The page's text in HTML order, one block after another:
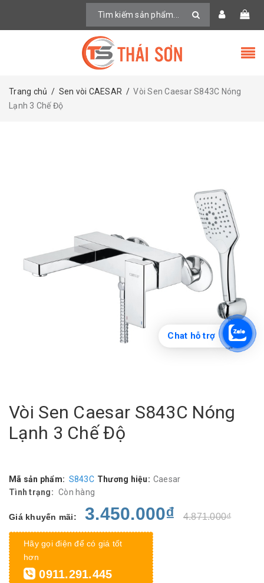
Trang chủ / Sen vòi CAESAR / Vòi Sen Caesar S843C Nóng
Lạnh 3 Chế Độ
Vòi Sen Caesar S843C Nóng
Lạnh 3 Chế Độ
Mã sản phẩm: S843C Thương hiệu: Caesar
Tình trạng: Còn hàng
Giá khuyến mãi: 3.450.000₫ 4.871.000₫
Hãy gọi điện để có giá tốt
hơn
0911.291.445
Chat hỗ trợ